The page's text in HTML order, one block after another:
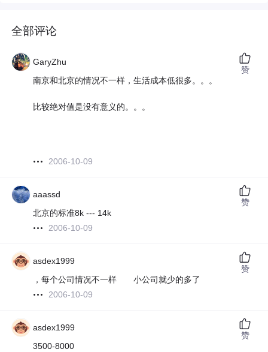
全部评论
GaryZhu
南京和北京的情况不一样，生活成本低很多。。。
比较绝对值是没有意义的。。。
2006-10-09
赞
aaassd
北京的标准8k --- 14k
2006-10-09
赞
asdex1999
，每个公司情况不一样 小公司就少的多了
2006-10-09
赞
asdex1999
3500-8000
赞